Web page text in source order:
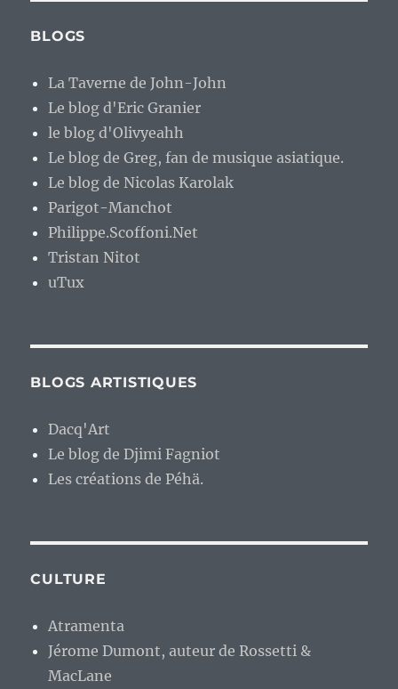
BLOGS
La Taverne de John-John
Le blog d'Eric Granier
le blog d'Olivyeahh
Le blog de Greg, fan de musique asiatique.
Le blog de Nicolas Karolak
Parigot-Manchot
Philippe.Scoffoni.Net
Tristan Nitot
uTux
BLOGS ARTISTIQUES
Dacq'Art
Le blog de Djimi Fagniot
Les créations de Péhä.
CULTURE
Atramenta
Jérome Dumont, auteur de Rossetti &
MacLane